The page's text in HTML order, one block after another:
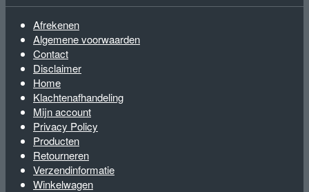
Afrekenen
Algemene voorwaarden
Contact
Disclaimer
Home
Klachtenafhandeling
Mijn account
Privacy Policy
Producten
Retourneren
Verzendinformatie
Winkelwagen